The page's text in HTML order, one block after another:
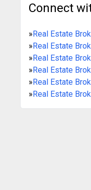
Connect
»Real Estate
»Real Estate
»Real Estate
»Real Estate
»Real Estate
»Real Estate